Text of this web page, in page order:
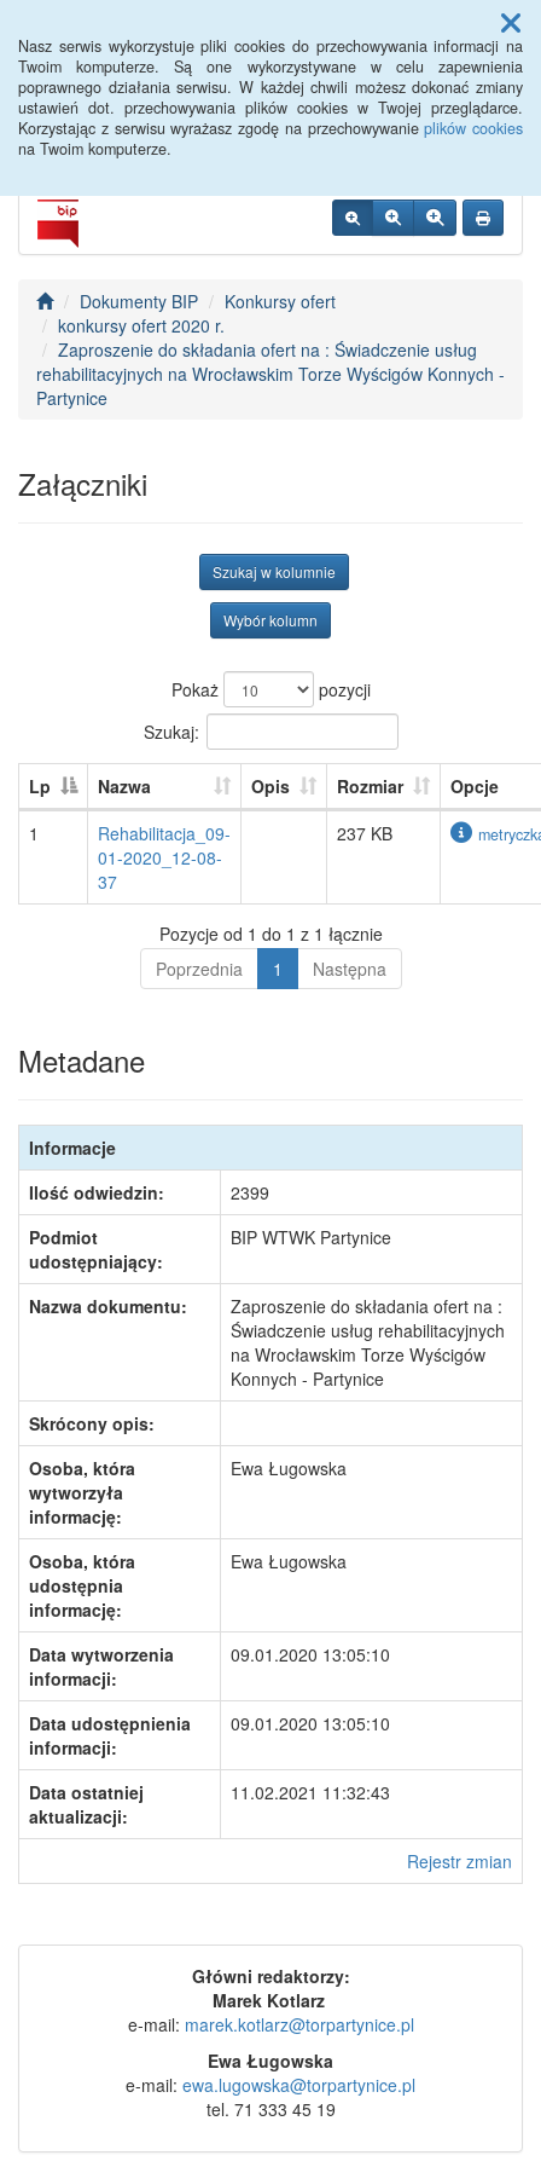
Nasz serwis wykorzystuje pliki cookies do przechowywania informacji na
Twoim komputerze. Są one wykorzystywane w celu zapewnienia
poprawnego działania serwisu. W każdej chwili możesz dokonać zmiany
ustawień dot. przechowywania plików cookies w Twojej przeglądarce.
Korzystając z serwisu wyrażasz zgodę na przechowywanieplików cookies
na Twoim komputerze.
Menu
BIP WTWK Partynice
Dokumenty BIP
Konkursy ofert
konkursy ofert 2020 r.
Zaproszenie do składania ofert na : Świadczenie usług
rehabilitacyjnych na Wrocławskim Torze Wyścigów Konnych -
Partynice
Załączniki
Szukaj w kolumnie
Wybór kolumn
Pokaż
pozycji
Szukaj:
Lp Nazwa Opis Rozmiar
Opcje
1
Rehabilitacja_09-
01-2020_12-08-
37
237 KB
Pozycje od 1 do 1 z 1 łącznie
Poprzednia
1 Następna
Metadane
Informacje
Ilość odwiedzin:
2399
Podmiot
udostępniający:
BIP WTWK Partynice
Nazwa dokumentu:
Zaproszenie do składania ofert na :
Świadczenie usług rehabilitacyjnych
na Wrocławskim Torze Wyścigów
Konnych - Partynice
Skrócony opis:
Osoba, która
wytworzyła
informację:
Ewa Ługowska
Osoba, która
udostępnia
informację:
Ewa Ługowska
Data wytworzenia
informacji:
09.01.2020 13:05:10
Data udostępnienia
informacji:
09.01.2020 13:05:10
Data ostatniej
aktualizacji:
11.02.2021 11:32:43
Rejestr zmian
Główni redaktorzy:
Marek Kotlarz
e-mail: marek.kotlarz@torpartynice.pl
Ewa Ługowska
e-mail: ewa.lugowska@torpartynice.pl
tel. 71 333 45 19